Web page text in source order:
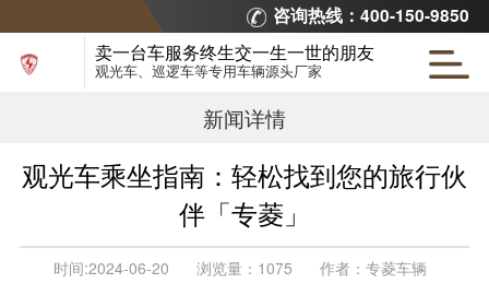
咨询热线：400-150-9850
卖一台车服务终生交一生一世的朋友
观光车、巡逻车等专用车辆源头厂家
新闻详情
观光车乘坐指南：轻松找到您的旅行伙
伴「专菱」
时间:2024-06-20 浏览量： 1075 作者： 专菱车辆